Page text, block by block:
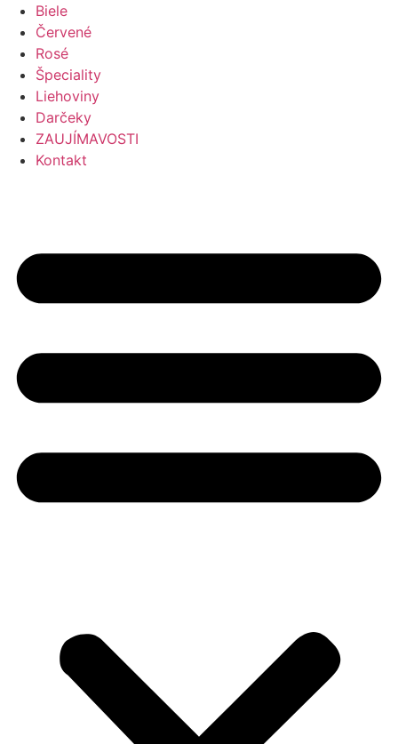
Preskočiť
obsah
Biele
Červené
Rosé
Špeciality
Liehoviny
Darčeky
ZAUJÍMAVOSTI
Kontakt